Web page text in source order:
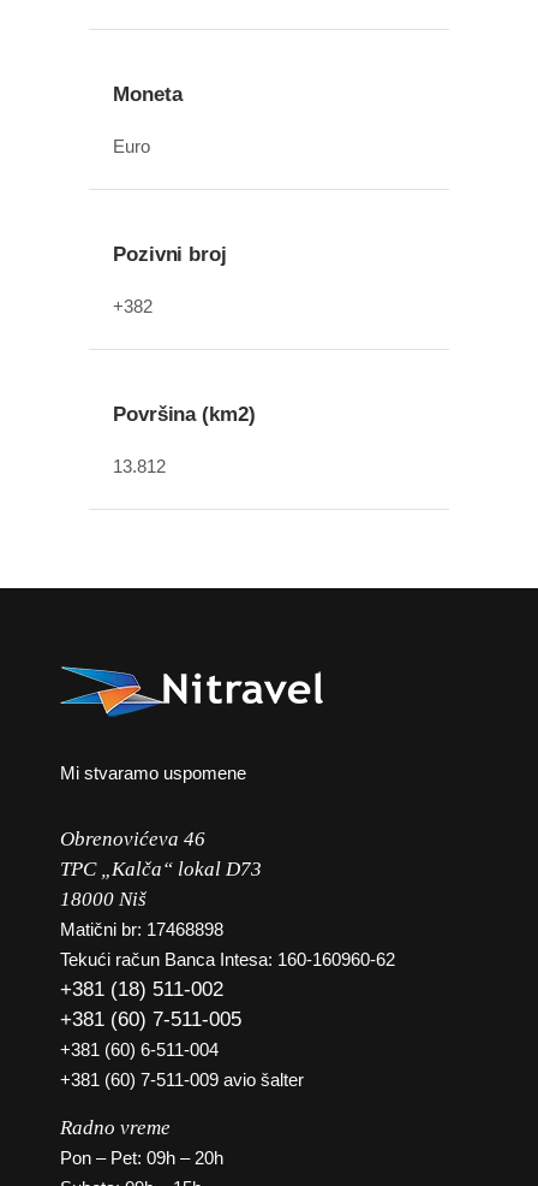
Moneta
Euro
Pozivni broj
+382
Površina (km2)
13.812
Mi stvaramo uspomene
Obrenovićeva 46
TPC „Kalča“ lokal D73
18000 Niš
Matični br: 17468898
Tekući račun Banca Intesa: 160-160960-62
+381 (18) 511-002
+381 (60) 7-511-005
+381 (60) 6-511-004
+381 (60) 7-511-009 avio šalter
Radno vreme
Pon – Pet: 09h – 20h